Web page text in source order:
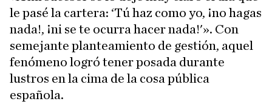
le pasé la cartera: ‘Tú haz como yo, ¡no hagas
nada!, ¡ni se te ocurra hacer nada!'». Con
semejante planteamiento de gestión, aquel
fenómeno logró tener posada durante
lustros en la cima de la cosa pública
española.